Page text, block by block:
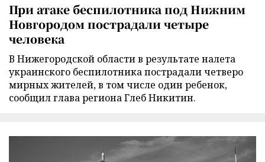
При атаке беспилотника под Нижним
Новгородом пострадали четыре
человека
В Нижегородской области в результате налета
украинского беспилотника пострадали четверо
мирных жителей, в том числе один ребенок,
сообщил глава региона Глеб Никитин.